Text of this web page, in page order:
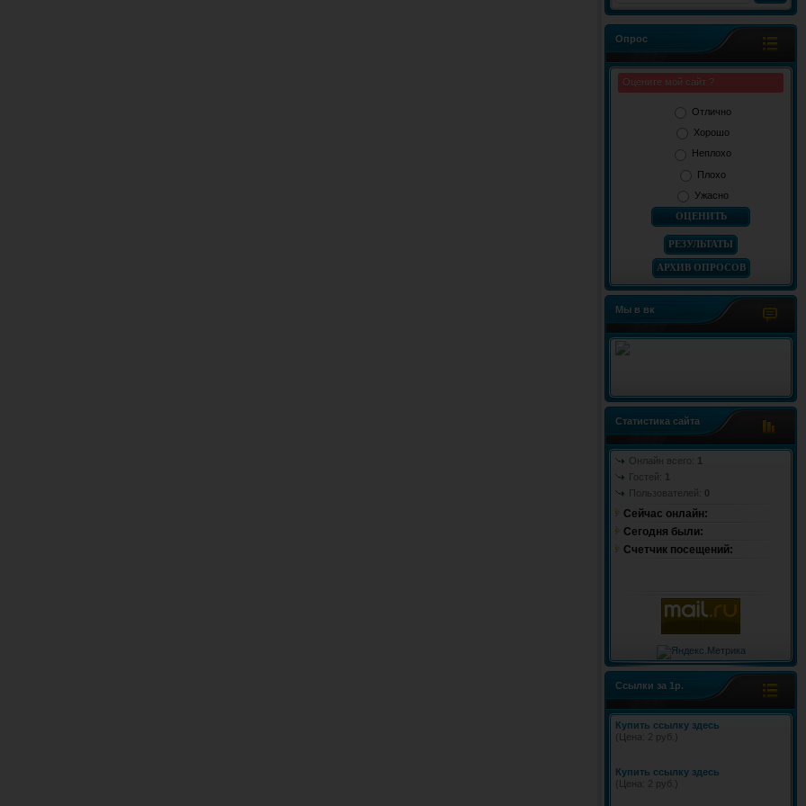
Опрос
Оцените мой сайт ?
Отлично
Хорошо
Неплохо
Плохо
Ужасно
РЕЗУЛЬТАТЫ
АРХИВ ОПРОСОВ
Мы в вк
Статистика сайта
Онлайн всего: 1
Гостей: 1
Пользователей: 0
Сейчас онлайн:
Cегодня были:
Счетчик посещений:
Ссылки за 1р.
Купить ссылку здесь
(Цена: 2 руб.)
Купить ссылку здесь
(Цена: 2 руб.)